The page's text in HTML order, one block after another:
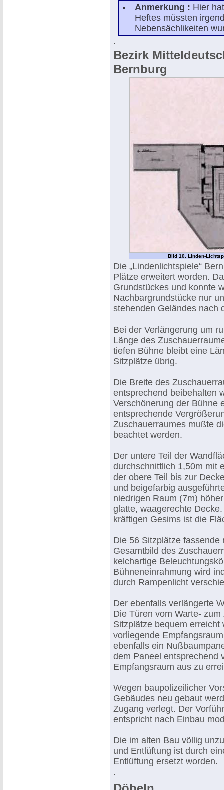
Anmerkung : Hier
Heftes müssten
Nebensächlikeiten
.
Bezirk
Bernburg
Bild 10. Linden-
Die „Lindenlichtspiele“
Plätze erweitert worden.
Grundstückes und konnte
Nachbargrundstücke nur
stehenden Geländes nach
Bei der Verlängerung um
Länge des
tiefen Bühne bleibt eine
Sitzplätze übrig.
Die Breite des
entsprechend beibehalten
Verschönerung der Bühne
entsprechende
Zuschauerraumes mußte
beachtet werden.
Der untere Teil der
durchschnittlich 1,50m mit
der obere Teil bis zur
und beigefarbig
niedrigen Raum (7m)
glatte, waagerechte
kräftigen Gesims ist die
Die 56 Sitzplätze
Gesamtbild des
kelchartige
Bühneneinrahmung wird
durch Rampenlicht
Der ebenfalls verlängerte
Die Türen vom Warte-
Sitzplätze bequem
vorliegende
ebenfalls ein
dem Paneel entsprechend
Empfangsraum aus zu
Wegen baupolizeilicher
Gebäudes neu gebaut
Zugang verlegt. Der
entspricht nach Einbau
Die im alten Bau völlig
und Entlüftung ist durch
Entlüftung ersetzt worden.
.